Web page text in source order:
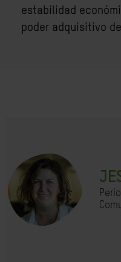
estabilidad
poder adquisitivo